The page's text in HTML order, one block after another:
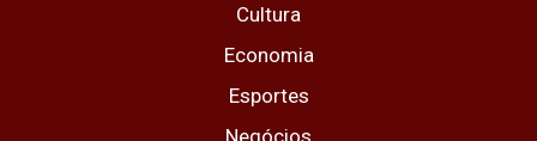
Cultura
Economia
Esportes
Negócios